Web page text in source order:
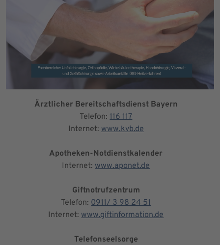
Ärztlicher Bereitschaftsdienst Bayern
Telefon:116 117
Internet: www.kvb.de
Apotheken-Notdienstkalender
Internet: www.aponet.de
Giftnotrufzentrum
Telefon: 0911/ 3 98 24 51
Internet: www.giftinformation.de
Telefonseelsorge